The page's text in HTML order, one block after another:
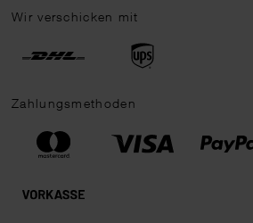
Wir verschicken mit
Zahlungsmethoden